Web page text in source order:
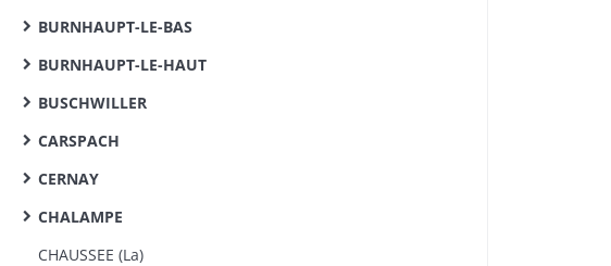
BURNHAUPT-LE-BAS
BURNHAUPT-LE-HAUT
BUSCHWILLER
CARSPACH
CERNAY
CHALAMPE
CHAUSSEE (La)